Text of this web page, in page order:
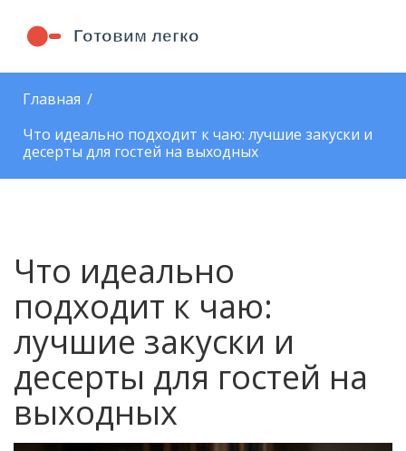
Главная
Что идеально подходит к чаю: лучшие закуски и
десерты для гостей на выходных
Что идеально
подходит к чаю:
лучшие закуски и
десерты для гостей на
выходных